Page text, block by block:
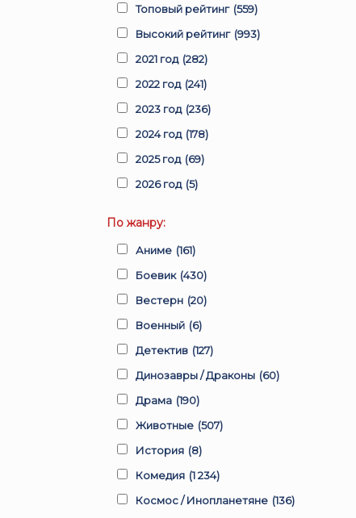
Топовый рейтинг (559)
Высокий рейтинг (993)
2021 год (282)
2022 год (241)
2023 год (236)
2024 год (178)
2025 год (69)
2026 год (5)
По жанру:
Аниме (161)
Боевик (430)
Вестерн (20)
Военный (6)
Детектив (127)
Динозавры / Драконы (60)
Драма (190)
Животные (507)
История (8)
Комедия (1 234)
Космос / Инопланетяне (136)